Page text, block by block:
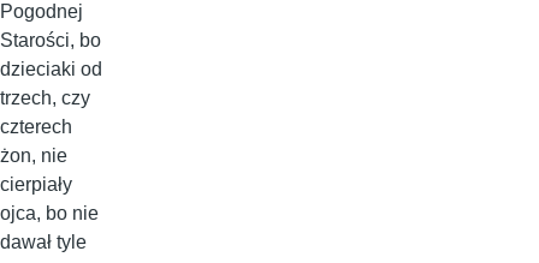
Pogodnej
Starości, bo
dzieciaki od
trzech, czy
czterech
żon, nie
cierpiały
ojca, bo nie
dawał tyle